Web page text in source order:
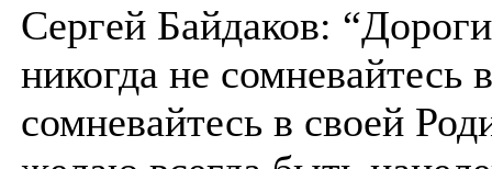
Сергей Байдаков:
никогда не сомневайтесь
сомневайтесь в своей